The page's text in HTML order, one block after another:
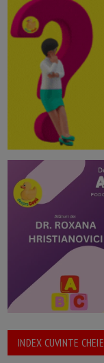
INDEX CUVINTE CHEIE